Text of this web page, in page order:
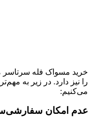
خرید مسواک فله سرتاسر
را نیز دارد. در زیر به
می‌کنیم:
عدم امکان